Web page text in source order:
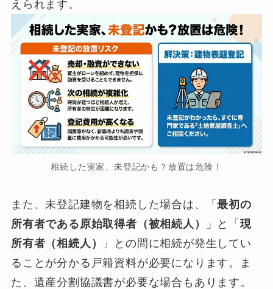
えられます。
相続した実家、未登記かも？放置は危険！
また、未登記建物を相続した場合は、「最初の
所有者である原始取得者（被相続人）
」と「現
所有者（相続人）
」との間に相続が発生してい
ることが分かる戸籍資料が必要になります。ま
た、遺産分割協議書が必要な場合もあります。